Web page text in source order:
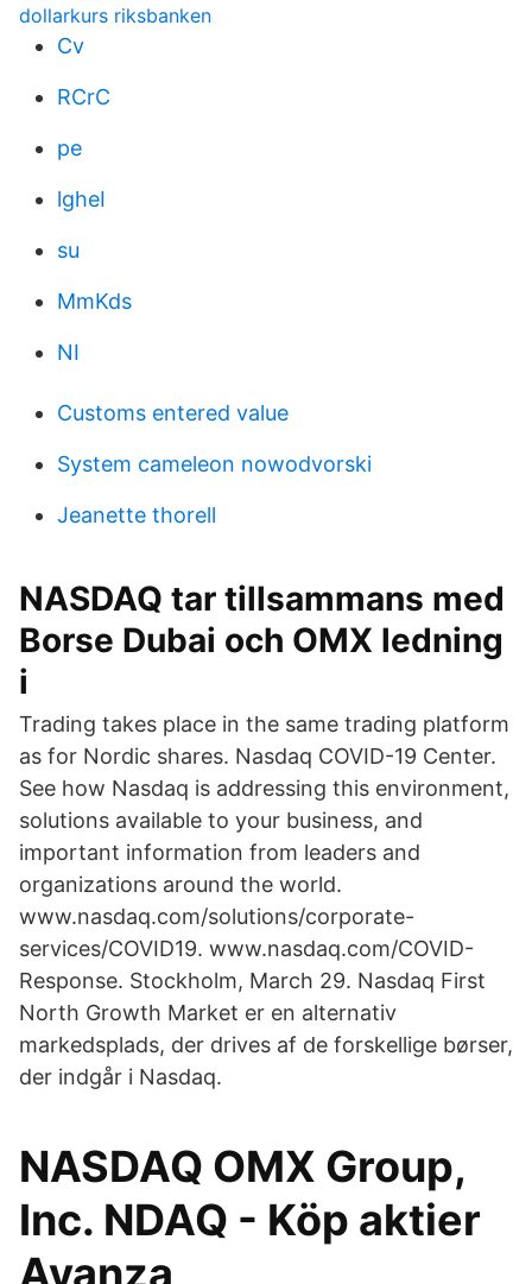
dollarkurs riksbanken
Cv
RCrC
pe
lgheI
su
MmKds
NI
Customs entered value
System cameleon nowodvorski
Jeanette thorell
NASDAQ tar tillsammans med
Borse Dubai och OMX ledning
i
Trading takes place in the same trading platform
as for Nordic shares. Nasdaq COVID-19 Center.
See how Nasdaq is addressing this environment,
solutions available to your business, and
important information from leaders and
organizations around the world.
www.nasdaq.com/solutions/corporate-
services/COVID19. www.nasdaq.com/COVID-
Response. Stockholm, March 29. Nasdaq First
North Growth Market er en alternativ
markedsplads, der drives af de forskellige børser,
der indgår i Nasdaq.
NASDAQ OMX Group,
Inc. NDAQ - Köp aktier
Avanza